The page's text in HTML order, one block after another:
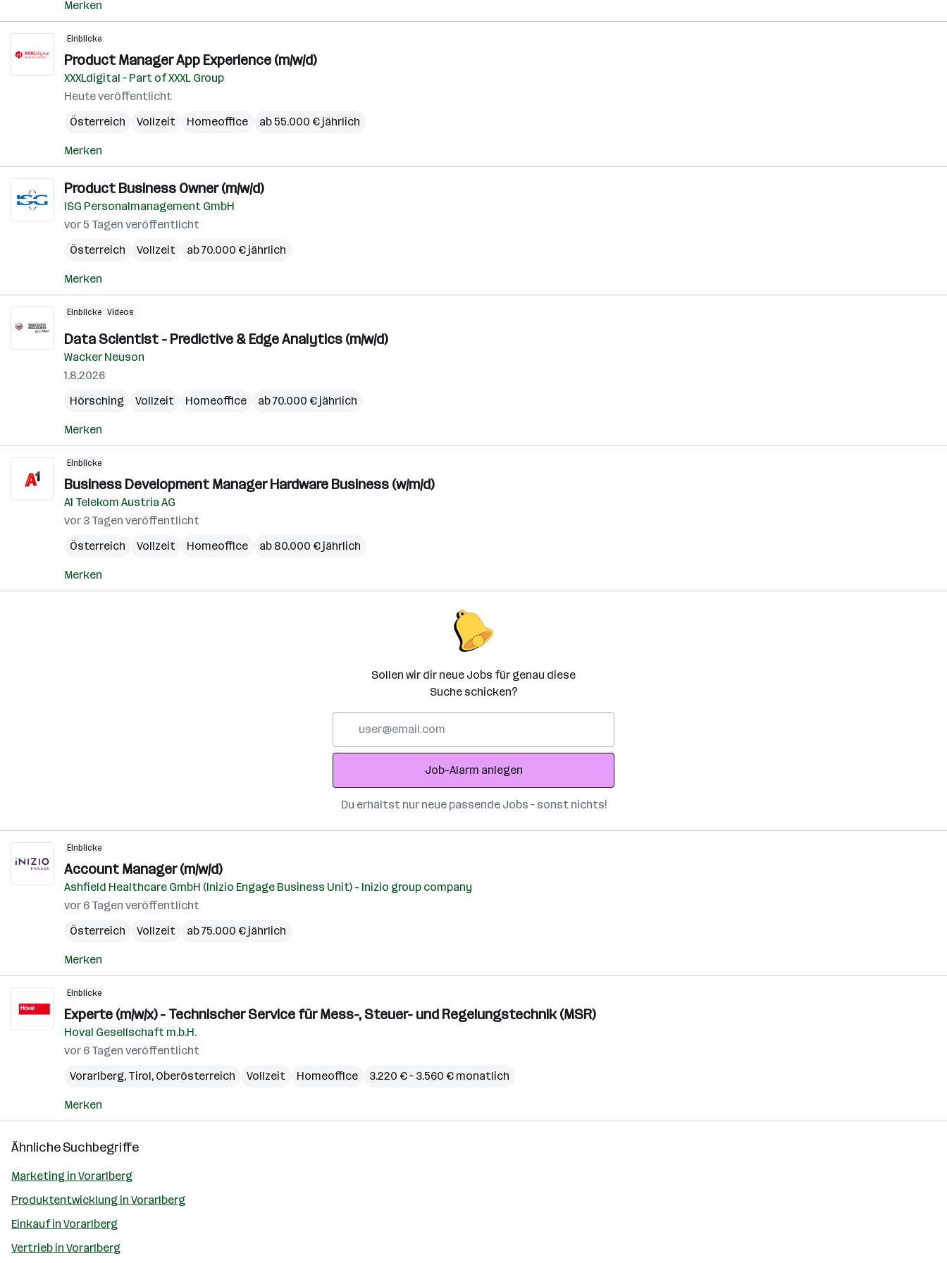
Merken
Einblicke
Product Manager App Experience (m/w/d)
XXXLdigital – Part of XXXL Group
Heute veröffentlicht
Österreich
Vollzeit Homeoffice ab 55.000 € jährlich
Merken
Product Business Owner (m/w/d)
ISG Personalmanagement GmbH
vor 5 Tagen veröffentlicht
Österreich
Vollzeit ab 70.000 € jährlich
Merken
Einblicke Videos
Data Scientist - Predictive & Edge Analytics (m/w/d)
Wacker Neuson
1.8.2026
Hörsching
Vollzeit Homeoffice ab 70.000 € jährlich
Merken
Einblicke
Business Development Manager Hardware Business (w/m/d)
A1 Telekom Austria AG
vor 3 Tagen veröffentlicht
Österreich
Vollzeit Homeoffice ab 80.000 € jährlich
Merken
Sollen wir dir neue Jobs für genau diese
Suche schicken?
Adresse
Job-Alarm anlegen
Du erhältst nur neue passende Jobs – sonst nichts!
Einblicke
Account Manager (m/w/d)
Ashfield Healthcare GmbH (Inizio Engage Business Unit) - Inizio group company
vor 6 Tagen veröffentlicht
Österreich
Vollzeit ab 75.000 € jährlich
Merken
Einblicke
Experte (m/w/x) - Technischer Service für Mess-, Steuer- und Regelungstechnik (MSR)
Hoval Gesellschaft m.b.H.
vor 6 Tagen veröffentlicht
Vorarlberg, Tirol, Oberösterreich Vollzeit Homeoffice 3.220 € – 3.560 € monatlich
Merken
Ähnliche Suchbegriffe
Marketing in Vorarlberg
Produktentwicklung in Vorarlberg
Einkauf in Vorarlberg
Vertrieb in Vorarlberg